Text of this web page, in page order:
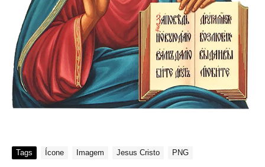
Tags Ícone Imagem Jesus Cristo PNG